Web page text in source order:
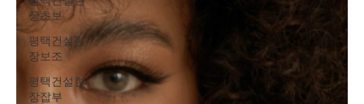
장초보
평택건설현
장보조
평택건설현
장잡부
음으로 시작할 수 있다. 이는 경험이 없는 초보자에게 심리적인 진입
장벽을 크게 낮춰준다. 또한 본업이나 학업, 개인 일정과 병행이 가
능해 단기 수입이 필요한 상황에서 효율적인 선택이 된다. 유흥단기
알바의 수입 구조는 일반적인 시급 알바와 차이가 있다. 근무 시간
대비 보상